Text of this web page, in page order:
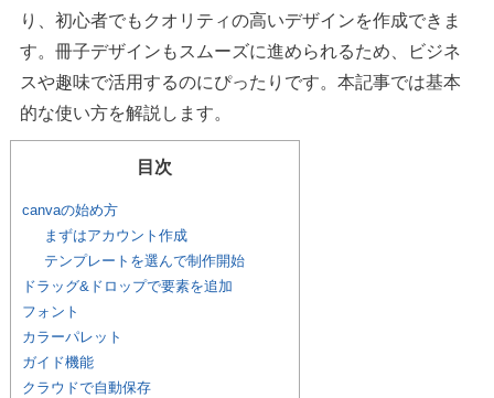
り、初心者でもクオリティの高いデザインを作成できま
す。冊子デザインもスムーズに進められるため、ビジネ
スや趣味で活用するのにぴったりです。本記事では基本
的な使い方を解説します。
目次
canvaの始め方
まずはアカウント作成
テンプレートを選んで制作開始
ドラッグ&ドロップで要素を追加
フォント
カラーパレット
ガイド機能
クラウドで自動保存